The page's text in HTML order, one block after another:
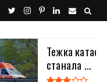
Тежка
станала ...